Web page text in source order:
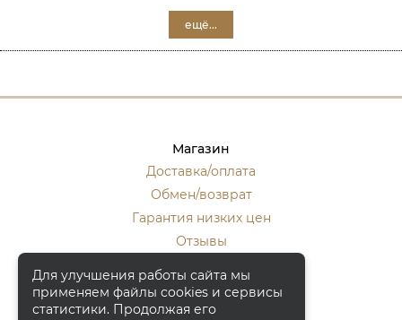
ещё...
Магазин
Доставка/оплата
Обмен/возврат
Гарантия низких цен
Отзывы
Контакты
Для улучшения работы сайта мы
применяем файлы cookies и сервисы
статистики. Продолжая его